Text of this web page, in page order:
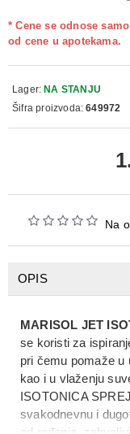
Na
* Cene se odnose
od cene u apotekama.
Lager: NA STANJU
Šifra proizvoda: 649972
OPIS
MARISOL JET
se koristi za
pri čemu pomaže u
kao i u vlaženju
ISOTONICA
svakodnevnu i